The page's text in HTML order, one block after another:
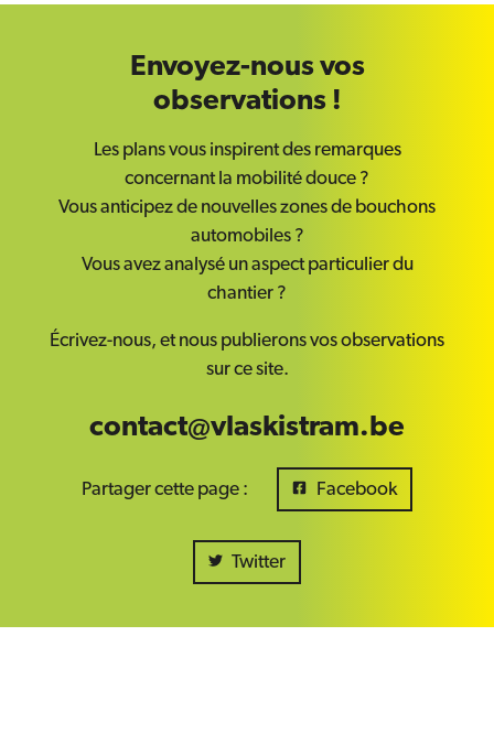
Envoyez-nous vos
observations !
Les plans vous inspirent des remarques
concernant la mobilité douce ?
Vous anticipez de nouvelles zones de bouchons
automobiles ?
Vous avez analysé un aspect particulier du
chantier ?
Écrivez-nous, et nous publierons vos observations
sur ce site.
contact@vlaskistram.be
Partager cette page : Facebook
Twitter